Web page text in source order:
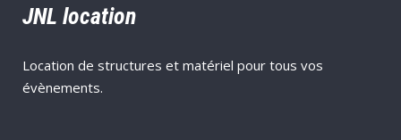
JNL location
Location de structures et matériel pour tous vos
évènements.